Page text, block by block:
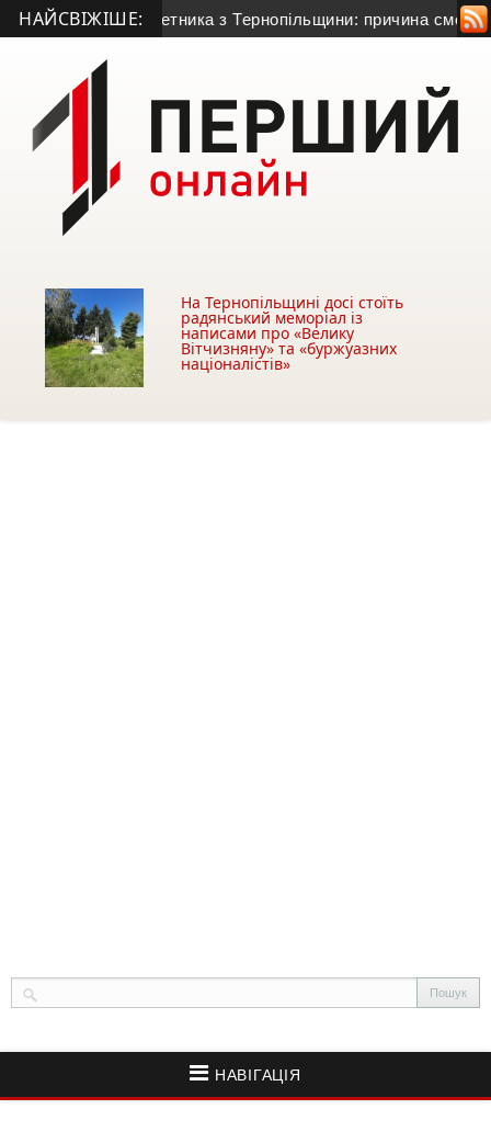
НАЙСВІЖІШЕ:
гранатометника з Тернопільщини: причина смерті –
На Тернопільщині досі стоїть
радянський меморіал із
написами про «Велику
Вітчизняну» та «буржуазних
націоналістів»
НАВІГАЦІЯ